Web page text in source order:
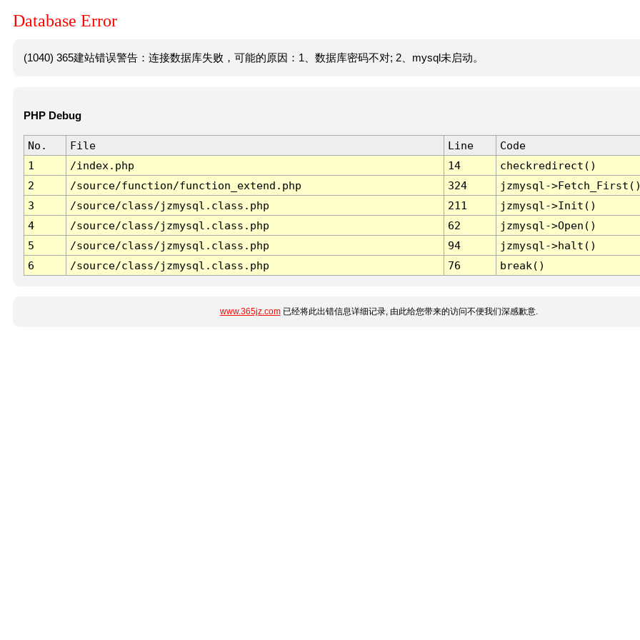
Database Error
(1040) 365建站错误警告：连接数据库失败，可能的原因：1、数据库密码不对; 2、mysql未启动。
PHP Debug
No. File Line
Code
1
/index.php 14
checkredirect()
2
/source/function/function_extend.php 324
jzmysql-
3
/source/class/jzmysql.class.php 211
jzmysql->Init()
4
/source/class/jzmysql.class.php 62
jzmysql->Open()
5
/source/class/jzmysql.class.php 94
jzmysql->halt()
6
/source/class/jzmysql.class.php 76 break()
www.365jz.com已经将此出错信息详细记录, 由此给您带来的访问不便我们深感歉意.